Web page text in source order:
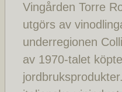
Vingården Torre
utgörs av
underregionen
av 1970-talet